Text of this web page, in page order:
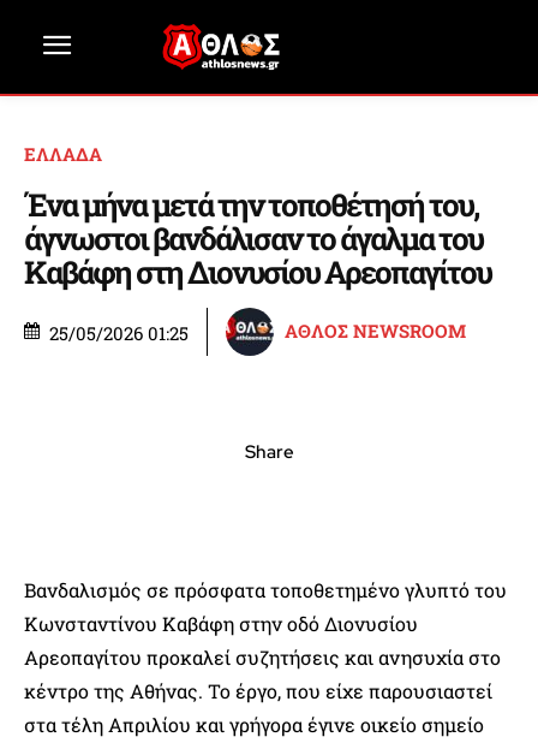
ΕΛΛΑΔΑ
Ένα μήνα μετά την τοποθέτησή του,
άγνωστοι βανδάλισαν το άγαλμα του
Καβάφη στη Διονυσίου Αρεοπαγίτου
25/05/2026 01:25 ΑΘΛΟΣ NEWSROOM
Share
Βανδαλισμός σε πρόσφατα τοποθετημένο γλυπτό του
Κωνσταντίνου Καβάφη στην οδό Διονυσίου
Αρεοπαγίτου προκαλεί συζητήσεις και ανησυχία στο
κέντρο της Αθήνας. Το έργο, που είχε παρουσιαστεί
στα τέλη Απριλίου και γρήγορα έγινε οικείο σημείο